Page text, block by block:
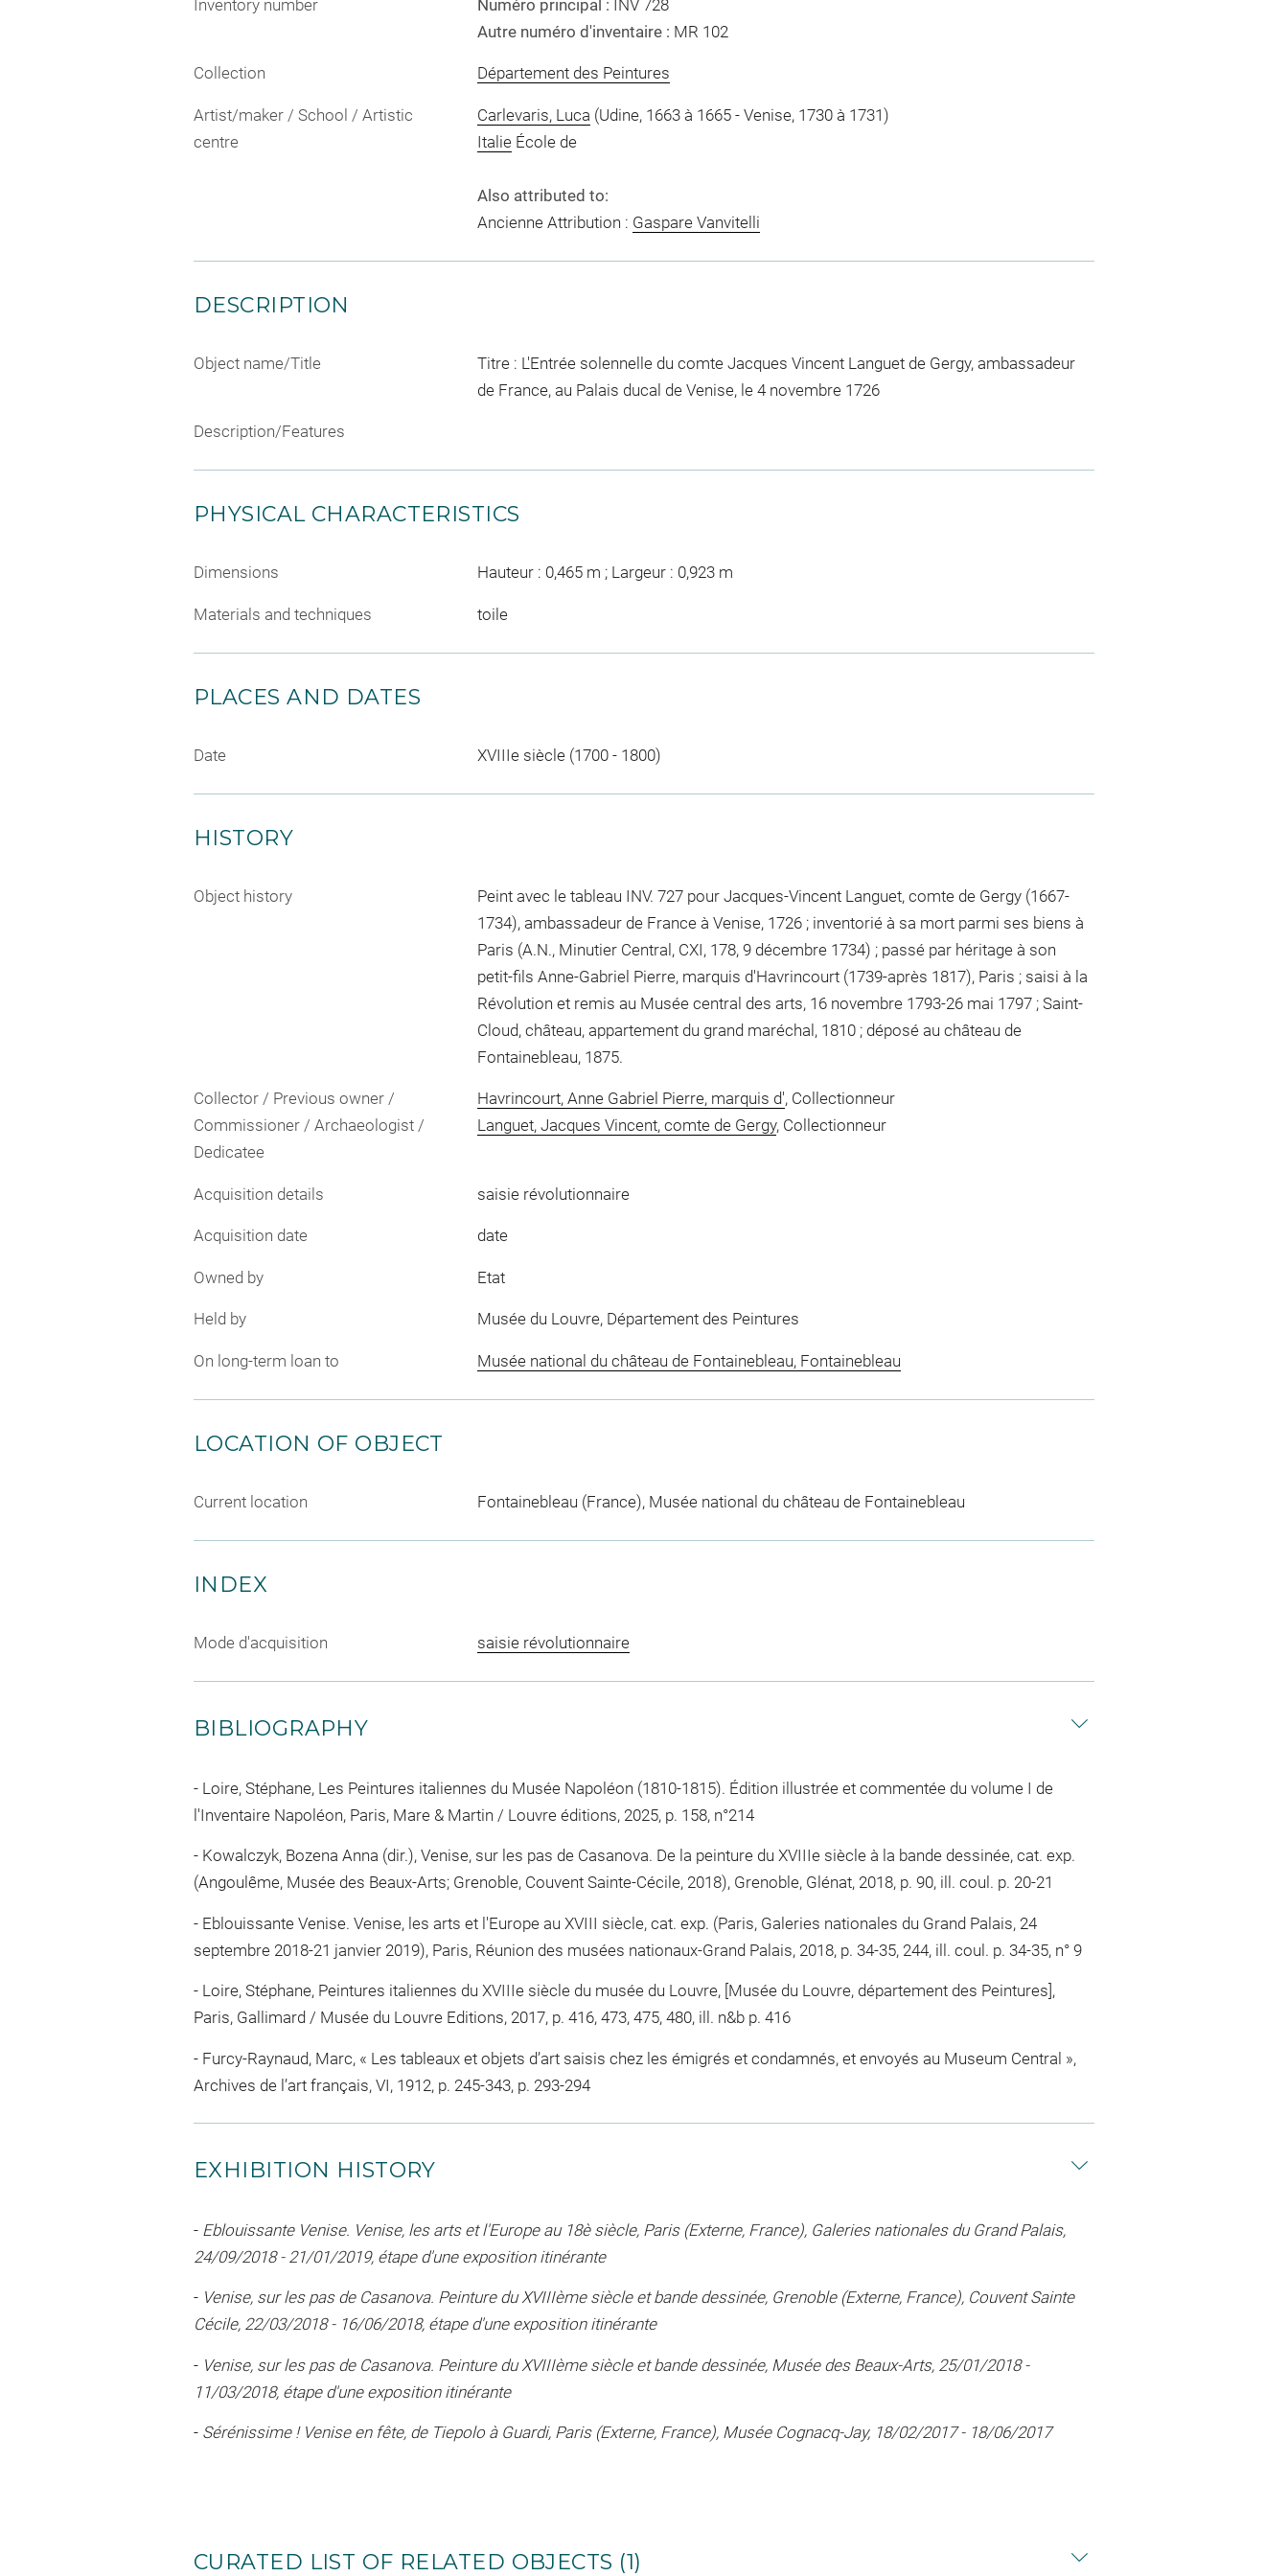
Inventory number Numéro principal : INV 728
Autre numéro d'inventaire : MR 102
Collection Département des Peintures
Artist/maker / School / Artistic
centre
Carlevaris, Luca (Udine, 1663 à 1665 - Venise, 1730 à 1731)
ItalieÉcole de
Also attributed to:
Ancienne Attribution : Gaspare Vanvitelli
DESCRIPTION
Object name/Title
Titre : L'Entrée solennelle du comte Jacques Vincent Languet de Gergy, ambassadeur
de France, au Palais ducal de Venise, le 4 novembre 1726
Description/Features
PHYSICAL CHARACTERISTICS
Dimensions Hauteur : 0,465 m ; Largeur : 0,923 m
Materials and techniques toile
PLACES AND DATES
Date XVIIIe siècle (1700 - 1800)
HISTORY
Object history
Peint avec le tableau INV. 727 pour Jacques-Vincent Languet, comte de Gergy (1667-
1734), ambassadeur de France à Venise, 1726 ; inventorié à sa mort parmi ses biens à
Paris (A.N., Minutier Central, CXI, 178, 9 décembre 1734) ; passé par héritage à son
petit-fils Anne-Gabriel Pierre, marquis d'Havrincourt (1739-après 1817), Paris ; saisi à la
Révolution et remis au Musée central des arts, 16 novembre 1793-26 mai 1797 ; Saint-
Cloud, château, appartement du grand maréchal, 1810 ; déposé au château de
Fontainebleau, 1875.
Collector / Previous owner /
Commissioner / Archaeologist /
Dedicatee
Havrincourt, Anne Gabriel Pierre, marquis d', Collectionneur
Languet, Jacques Vincent, comte de Gergy, Collectionneur
Acquisition details saisie révolutionnaire
Acquisition date date
Owned by Etat
Held by Musée du Louvre, Département des Peintures
On long-term loan to Musée national du château de Fontainebleau, Fontainebleau
LOCATION OF OBJECT
Current location Fontainebleau (France), Musée national du château de Fontainebleau
INDEX
Mode d'acquisition saisie révolutionnaire
BIBLIOGRAPHY
Loire, Stéphane, Les Peintures italiennes du Musée Napoléon (1810-1815). Édition illustrée et commentée du volume I de
l'Inventaire Napoléon, Paris, Mare & Martin / Louvre éditions, 2025, p. 158, n°214
Kowalczyk, Bozena Anna (dir.), Venise, sur les pas de Casanova. De la peinture du XVIIIe siècle à la bande dessinée, cat. exp.
(Angoulême, Musée des Beaux-Arts; Grenoble, Couvent Sainte-Cécile, 2018), Grenoble, Glénat, 2018, p. 90, ill. coul. p. 20-21
Eblouissante Venise. Venise, les arts et l'Europe au XVIII siècle, cat. exp. (Paris, Galeries nationales du Grand Palais, 24
septembre 2018-21 janvier 2019), Paris, Réunion des musées nationaux-Grand Palais, 2018, p. 34-35, 244, ill. coul. p. 34-35, n° 9
Loire, Stéphane, Peintures italiennes du XVIIIe siècle du musée du Louvre, [Musée du Louvre, département des Peintures],
Paris, Gallimard / Musée du Louvre Editions, 2017, p. 416, 473, 475, 480, ill. n&b p. 416
Furcy-Raynaud, Marc, « Les tableaux et objets d’art saisis chez les émigrés et condamnés, et envoyés au Museum Central »,
Archives de l’art français, VI, 1912, p. 245-343, p. 293-294
EXHIBITION HISTORY
- Eblouissante Venise. Venise, les arts et l'Europe au 18è siècle, Paris (Externe, France), Galeries nationales du Grand Palais,
24/09/2018 - 21/01/2019, étape d'une exposition itinérante
- Venise, sur les pas de Casanova. Peinture du XVIIIème siècle et bande dessinée, Grenoble (Externe, France), Couvent Sainte
Cécile, 22/03/2018 - 16/06/2018, étape d'une exposition itinérante
- Venise, sur les pas de Casanova. Peinture du XVIIIème siècle et bande dessinée, Musée des Beaux-Arts, 25/01/2018 -
11/03/2018, étape d'une exposition itinérante
- Sérénissime ! Venise en fête, de Tiepolo à Guardi, Paris (Externe, France), Musée Cognacq-Jay, 18/02/2017 - 18/06/2017
CURATED LIST OF RELATED OBJECTS (1)